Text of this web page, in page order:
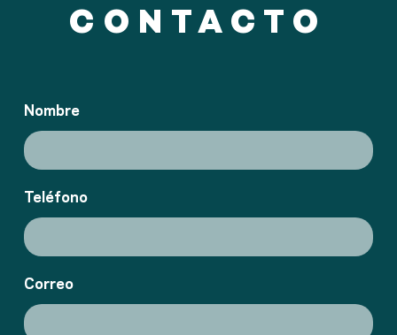
CONTACTO
Nombre
Teléfono
Correo